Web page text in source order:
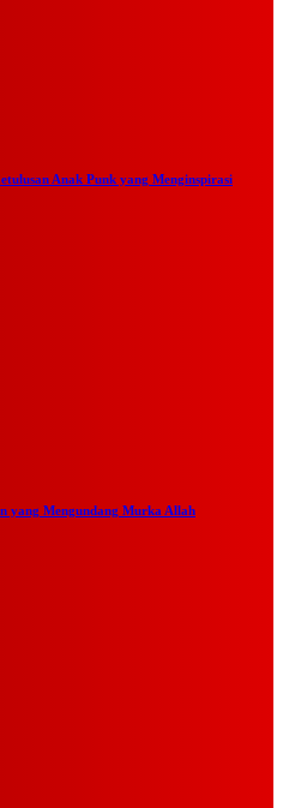
Anak Punk yang Menginspirasi
yang Mengundang Murka Allah